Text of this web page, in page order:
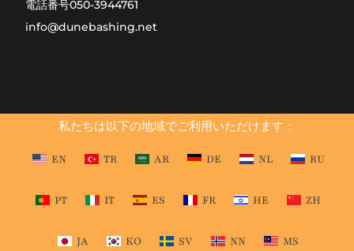
電話番号050-3944761
info@dunebashing.net
私たちは以下の地域でご利用いただけます：
EN TR AR DE NL RU
PT IT ES FR HE ZH
JA KO SV NN MS